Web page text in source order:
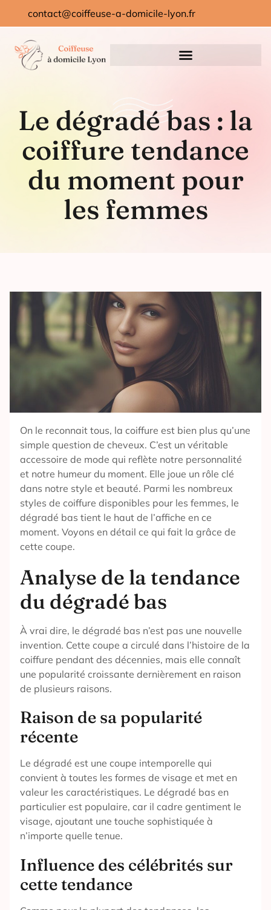
contact@coiffeuse-a-domicile-lyon.fr
Le dégradé bas : la
coiffure tendance
du moment pour
les femmes
On le reconnait tous, la coiffure est bien plus qu’une
simple question de cheveux. C’est un véritable
accessoire de mode qui reflète notre personnalité
et notre humeur du moment. Elle joue un rôle clé
dans notre style et beauté. Parmi les nombreux
styles de coiffure disponibles pour les femmes, le
dégradé bas tient le haut de l’affiche en ce
moment. Voyons en détail ce qui fait la grâce de
cette coupe.
Analyse de la tendance
du dégradé bas
À vrai dire, le dégradé bas n’est pas une nouvelle
invention. Cette coupe a circulé dans l’histoire de la
coiffure pendant des décennies, mais elle connaît
une popularité croissante dernièrement en raison
de plusieurs raisons.
Raison de sa popularité
récente
Le dégradé est une coupe intemporelle qui
convient à toutes les formes de visage et met en
valeur les caractéristiques. Le dégradé bas en
particulier est populaire, car il cadre gentiment le
visage, ajoutant une touche sophistiquée à
n’importe quelle tenue.
Influence des célébrités sur
cette tendance